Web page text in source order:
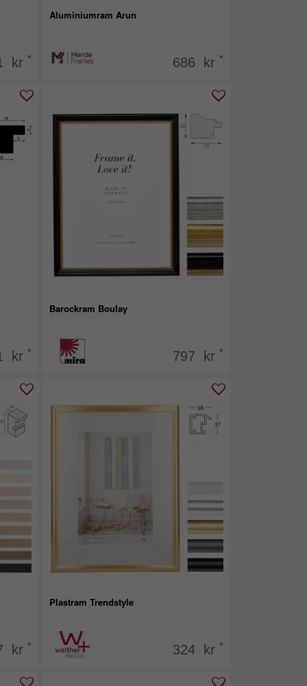
kr *
Aluminiumram Arun
686 kr *
kr *
Barockram Boulay
797 kr *
kr *
Plastram Trendstyle
324 kr *